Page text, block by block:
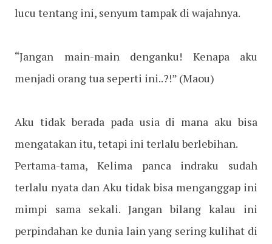
lucu tentang ini, senyum tampak di wajahnya.
“Jangan main-main denganku! Kenapa aku
menjadi orang tua seperti ini..?!” (Maou)
Aku tidak berada pada usia di mana aku bisa
mengatakan itu, tetapi ini terlalu berlebihan.
Pertama-tama, Kelima panca indraku sudah
terlalu nyata dan Aku tidak bisa menganggap ini
mimpi sama sekali. Jangan bilang kalau ini
perpindahan ke dunia lain yang sering kulihat di